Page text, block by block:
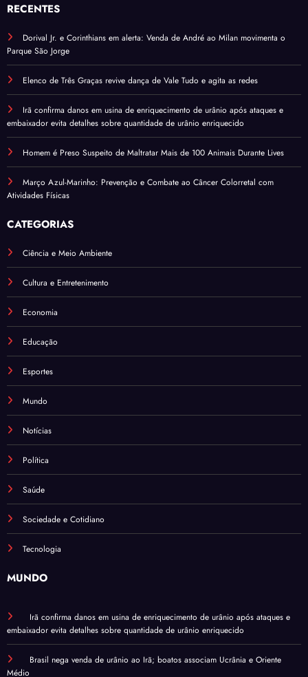
RECENTES
Dorival Jr. e Corinthians em alerta: Venda de André ao Milan movimenta o
Parque São Jorge
Elenco de Três Graças revive dança de Vale Tudo e agita as redes
Irã confirma danos em usina de enriquecimento de urânio após ataques e
embaixador evita detalhes sobre quantidade de urânio enriquecido
Homem é Preso Suspeito de Maltratar Mais de 100 Animais Durante Lives
Março Azul-Marinho: Prevenção e Combate ao Câncer Colorretal com
Atividades Físicas
CATEGORIAS
Ciência e Meio Ambiente
Cultura e Entretenimento
Economia
Educação
Esportes
Mundo
Notícias
Política
Saúde
Sociedade e Cotidiano
Tecnologia
MUNDO
Irã confirma danos em usina de enriquecimento de urânio após ataques e
embaixador evita detalhes sobre quantidade de urânio enriquecido
Brasil nega venda de urânio ao Irã; boatos associam Ucrânia e Oriente
Médio